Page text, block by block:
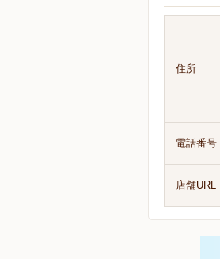
住所
電話番号
店舗URL